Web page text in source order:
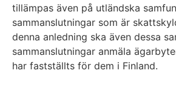
tillämpas även på utländska
sammanslutningar som är
denna anledning ska även dessa
sammanslutningar anmäla
har fastställts för dem i Finland.